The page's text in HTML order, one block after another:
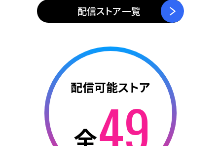
配信ストア一覧
配信可能ストア
全
2
3
4
7
8
9